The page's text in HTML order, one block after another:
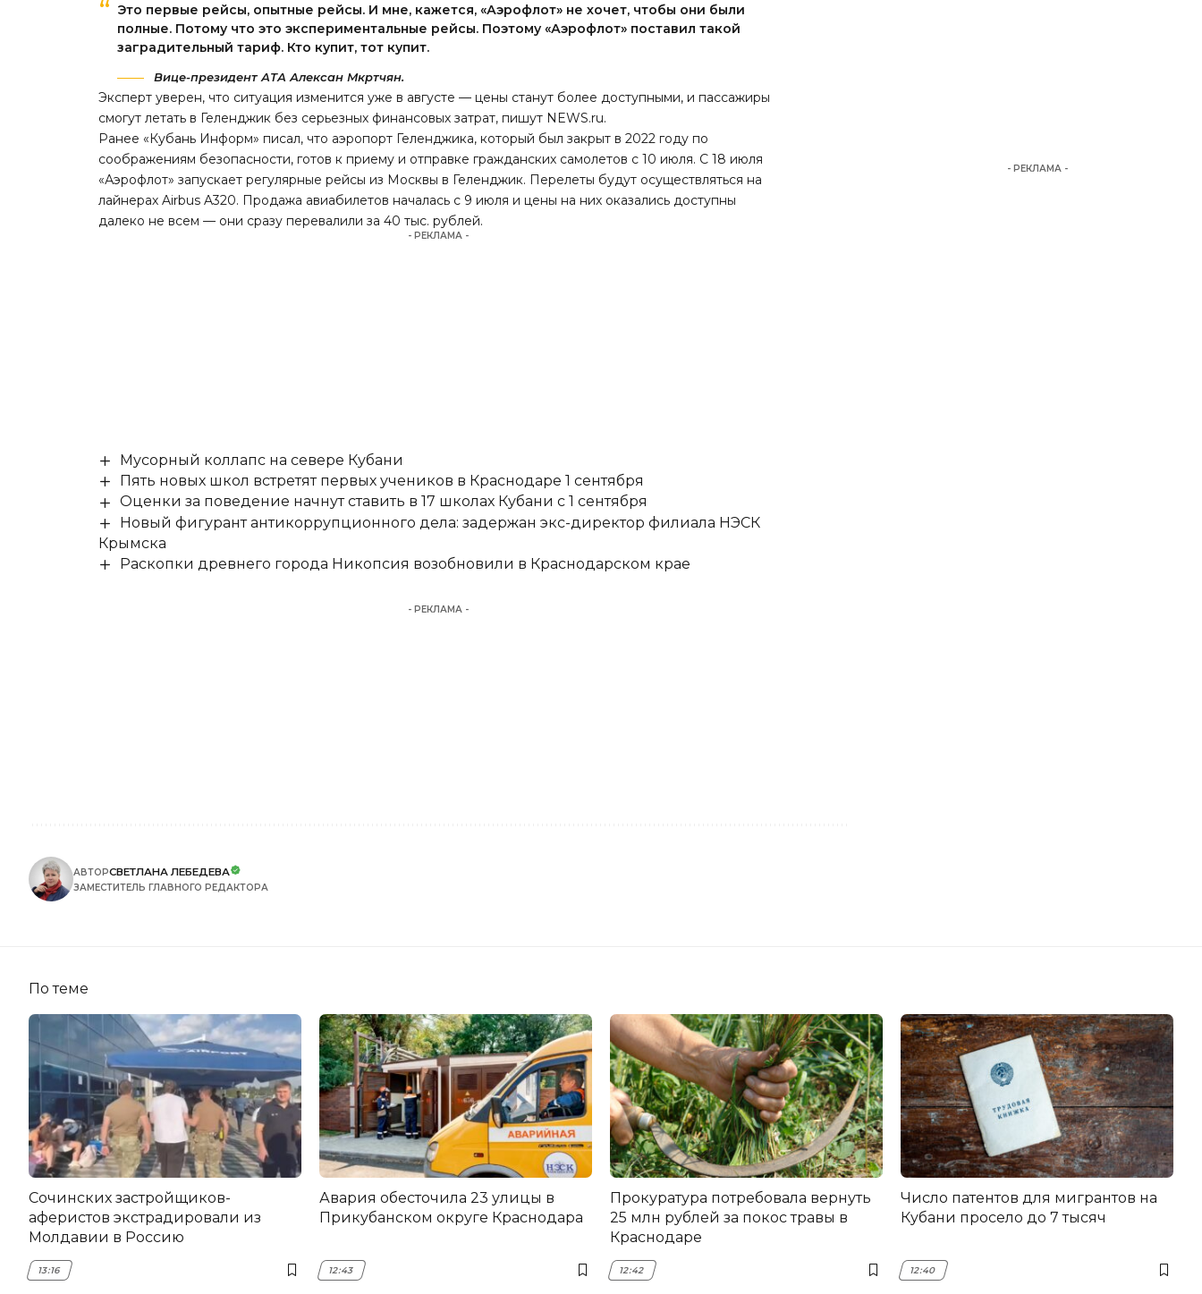
Это первые рейсы, опытные рейсы. И мне, кажется, «Аэрофлот» не хочет, чтобы они были
полные. Потому что это экспериментальные рейсы. Поэтому «Аэрофлот» поставил такой
заградительный тариф. Кто купит, тот купит.
Вице-президент АТА Алексан Мкртчян.
Эксперт уверен, что ситуация изменится уже в августе — цены станут более доступными, и пассажиры
смогут летать в Геленджик без серьезных финансовых затрат, пишут NEWS.ru.
Ранее «Кубань Информ» писал, что аэропорт Геленджика, который был закрыт в 2022 году по
соображениям безопасности, готов к приему и отправке гражданских самолетов с 10 июля. С 18 июля
«Аэрофлот» запускает регулярные рейсы из Москвы в Геленджик. Перелеты будут осуществляться на
лайнерах Airbus A320. Продажа авиабилетов началась с 9 июля и цены на них оказались доступны
далеко не всем — они сразу перевалили за 40 тыс. рублей.
- РЕКЛАМА -
Мусорный коллапс на севере Кубани
Пять новых школ встретят первых учеников в Краснодаре 1 сентября
Оценки за поведение начнут ставить в 17 школах Кубани с 1 сентября
Новый фигурант антикоррупционного дела: задержан экс-директор филиала НЭСК
Крымска
Раскопки древнего города Никопсия возобновили в Краснодарском крае
- РЕКЛАМА -
АВТОРСВЕТЛАНА ЛЕБЕДЕВА
ЗАМЕСТИТЕЛЬ ГЛАВНОГО РЕДАКТОРА
- РЕКЛАМА -
По теме
Сочинских застройщиков-
аферистов экстрадировали из
Молдавии в Россию
13:16
Авария обесточила 23 улицы в
Прикубанском округе Краснодара
12:43
Прокуратура потребовала вернуть
25 млн рублей за покос травы в
Краснодаре
12:42
Число патентов для мигрантов на
Кубани просело до 7 тысяч
12:40